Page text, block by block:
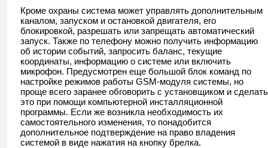
Кроме охраны система может управлять дополнительным
каналом, запуском и остановкой двигателя, его
блокировкой, разрешать или запрещать автоматический
запуск. Также по телефону можно получить информацию
об истории событий, запросить баланс, текущие
координаты, информацию о системе или включить
микрофон. Предусмотрен еще большой блок команд по
настройке режимов работы GSM-модуля системы, но
проще всего заранее обговорить с установщиком и сделать
это при помощи компьютерной инсталляционной
программы. Если же возникла необходимость их
самостоятельного изменения, то понадобится
дополнительное подтверждение на право владения
системой в виде нажатия на кнопку брелка.